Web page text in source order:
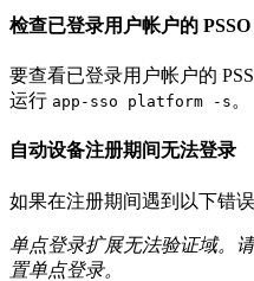
检查已登录用户帐户的
要查看已登录用户帐户的
运行 app-sso platform -s 。
自动设备注册期间无法登录
如果在注册期间遇到以下错误
单点登录扩展无法验证域。
置单点登录。